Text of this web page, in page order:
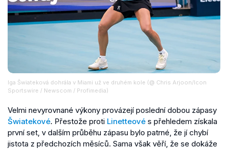
Iga Šwiateková dohrála v Miami už ve druhém kole (@ Chris Arjoon/Icon
Sportswire / Newscom / Profimedia)
Velmi nevyrovnané výkony provázejí poslední dobou zápasy
Šwiatekové. Přestože proti Linetteové s přehledem získala
první set, v dalším průběhu zápasu bylo patrné, že jí chybí
jistota z předchozích měsíců. Sama však věří, že se dokáže